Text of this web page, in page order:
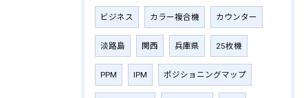
ビジネス カラー複合機 カウンター
淡路島 関西 兵庫県 25枚機
PPM IPM ポジショニングマップ